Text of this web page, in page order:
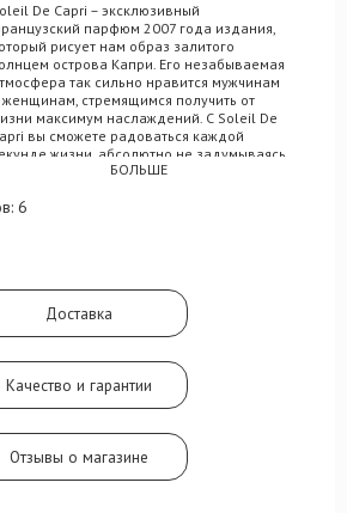
De Capri – эксклюзивный
парфюм 2007 года издания,
рисует нам образ залитого
острова Капри. Его незабываемая
так сильно нравится мужчинам
женщинам, стремящимся получить от
максимум наслаждений. С Soleil De
вы сможете радоваться каждой
жизни, абсолютно не задумываясь
о проблемах. Возможно, это делает
и
Вас окружат волшебные нотки кумквата,
грейпфрута, белых цветов и мускуса, со
дополнением из потрясающих
БОЛЬШЕ
6
Доставка
Качество и гарантии
Отзывы о магазине